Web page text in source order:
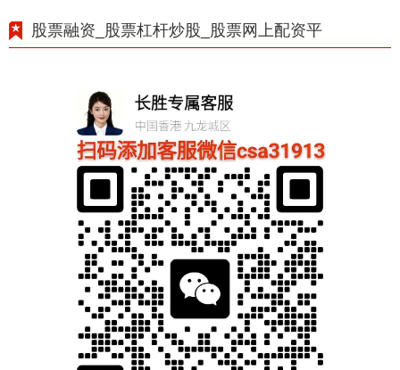
股票融资_股票杠杆炒股_股票网上配资平